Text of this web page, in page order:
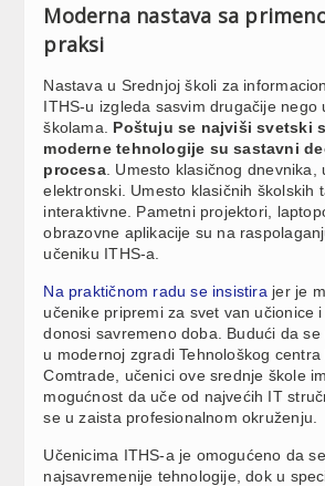
Moderna nastava sa
praksi
Nastava u Srednjoj školi za
ITHS-u izgleda sasvim drugačije nego
školama. Poštuju se najviši svetski
moderne tehnologije su sastavni
procesa. Umesto klasičnog dnevnika,
elektronski. Umesto klasičnih školskih
interaktivne. Pametni projektori,
obrazovne aplikacije su na
učeniku ITHS-a.
Na praktičnom radu se insistira jer je
učenike pripremi za svet van učionice
donosi savremeno doba. Budući da
u modernoj zgradi Tehnološkog
Comtrade, učenici ove srednje škole
mogućnost da uče od najvećih IT
se u zaista profesionalnom okruženju.
Učenicima ITHS-a je omogućeno da
najsavremenije tehnologije, dok u